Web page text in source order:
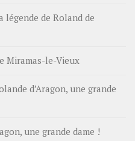
légende de Roland de
Miramas-le-Vieux
d’Aragon, une grande
une grande dame !